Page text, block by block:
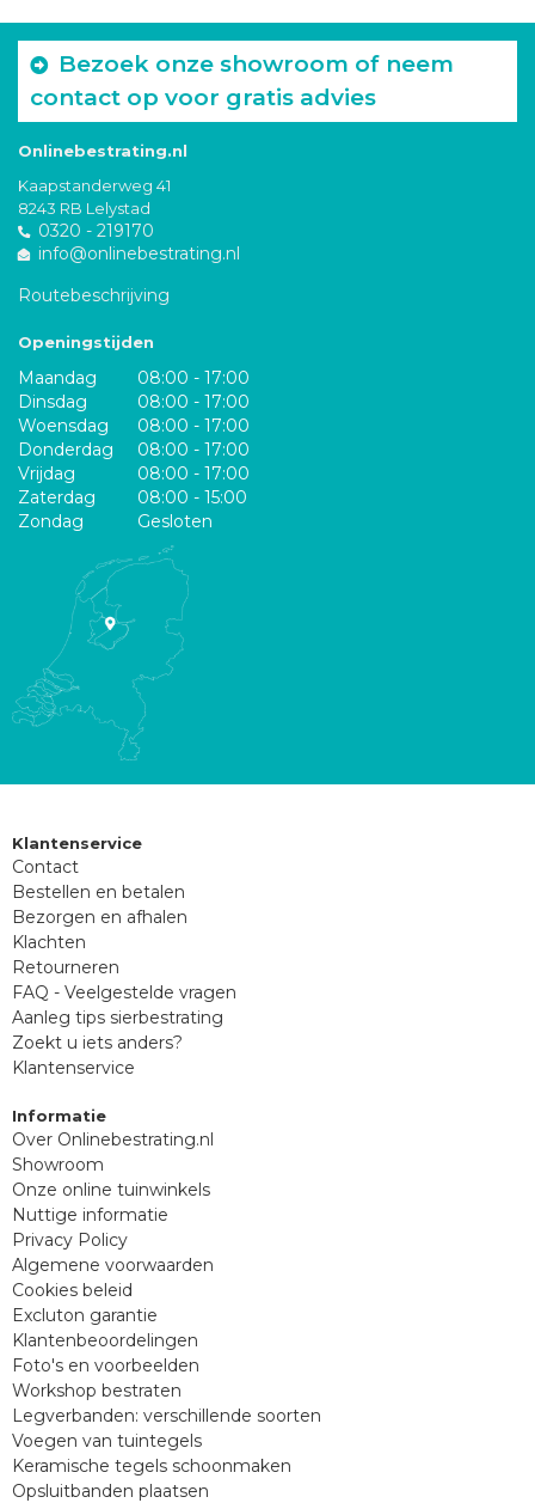
Bezoek onze showroom of neem
contact op voor gratis advies
Onlinebestrating.nl
Kaapstanderweg 41
8243 RB Lelystad
0320 - 219170
info@onlinebestrating.nl
Routebeschrijving
Openingstijden
Maandag
08:00 - 17:00
Dinsdag
08:00 - 17:00
Woensdag
08:00 - 17:00
Donderdag
08:00 - 17:00
Vrijdag
08:00 - 17:00
Zaterdag
08:00 - 15:00
Zondag
Gesloten
Klantenservice
Contact
Bestellen en betalen
Bezorgen en afhalen
Klachten
Retourneren
FAQ - Veelgestelde vragen
Aanleg tips sierbestrating
Zoekt u iets anders?
Klantenservice
Informatie
Over Onlinebestrating.nl
Showroom
Onze online tuinwinkels
Nuttige informatie
Privacy Policy
Algemene voorwaarden
Cookies beleid
Excluton garantie
Klantenbeoordelingen
Foto's en voorbeelden
Workshop bestraten
Legverbanden: verschillende soorten
Voegen van tuintegels
Keramische tegels schoonmaken
Opsluitbanden plaatsen